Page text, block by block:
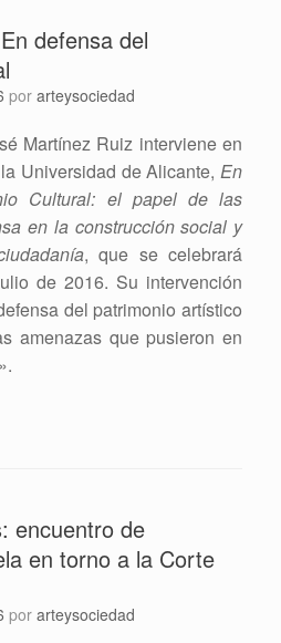
defensa del
por arteysociedad
Martínez Ruiz interviene en
Universidad de Alicante, En
Cultural: el papel de las
en la construcción social y
, que se celebrará
de 2016. Su intervención
del patrimonio artístico
amenazas que pusieron en
encuentro de
en torno a la Corte
por arteysociedad